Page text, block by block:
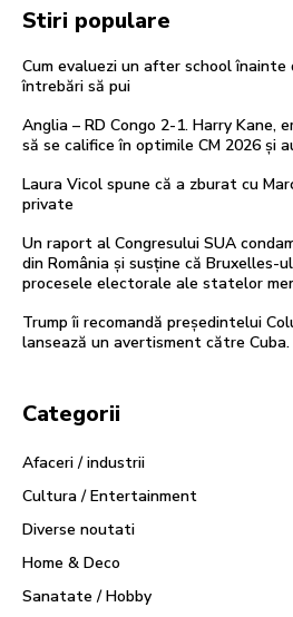
Stiri populare
Cum evaluezi un after school
întrebări să pui
Anglia – RD Congo 2-1. Harry Kane,
să se califice în optimile CM 2026 și
Laura Vicol spune că a zburat cu
private
Un raport al Congresului SUA
din România și susține că Bruxelles-
procesele electorale ale statelor
Trump îi recomandă președintelui
lansează un avertisment către Cuba.
Categorii
Afaceri / industrii
Cultura / Entertainment
Diverse noutati
Home & Deco
Sanatate / Hobby